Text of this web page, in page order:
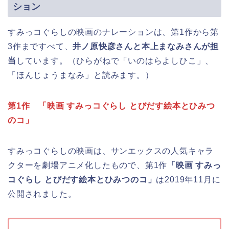
ション
すみっコぐらしの映画のナレーションは、第1作から第
3作まですべて、井ノ原快彦さんと本上まなみさんが担
当 しています。（ひらがねで「いのはらよしひこ」、
「ほんじょうまなみ」と読みます。）
第1作 「映画 すみっコぐらし とびだす絵本とひみつ
のコ」
すみっコぐらしの映画は、サンエックスの人気キャラ
クターを劇場アニメ化したもので、第1作 「映画 すみっ
コぐらし とびだす絵本とひみつのコ」 は2019年11月に
公開されました。